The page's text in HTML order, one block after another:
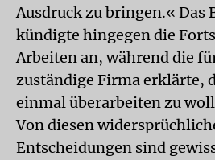
Ausdruck zu bringen.« Das
kündigte hingegen die
Arbeiten an, während die
zuständige Firma erklärte,
einmal überarbeiten zu
Von diesen
Entscheidungen sind